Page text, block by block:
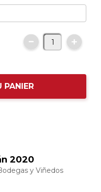
PANIER
2020
y Viñedos